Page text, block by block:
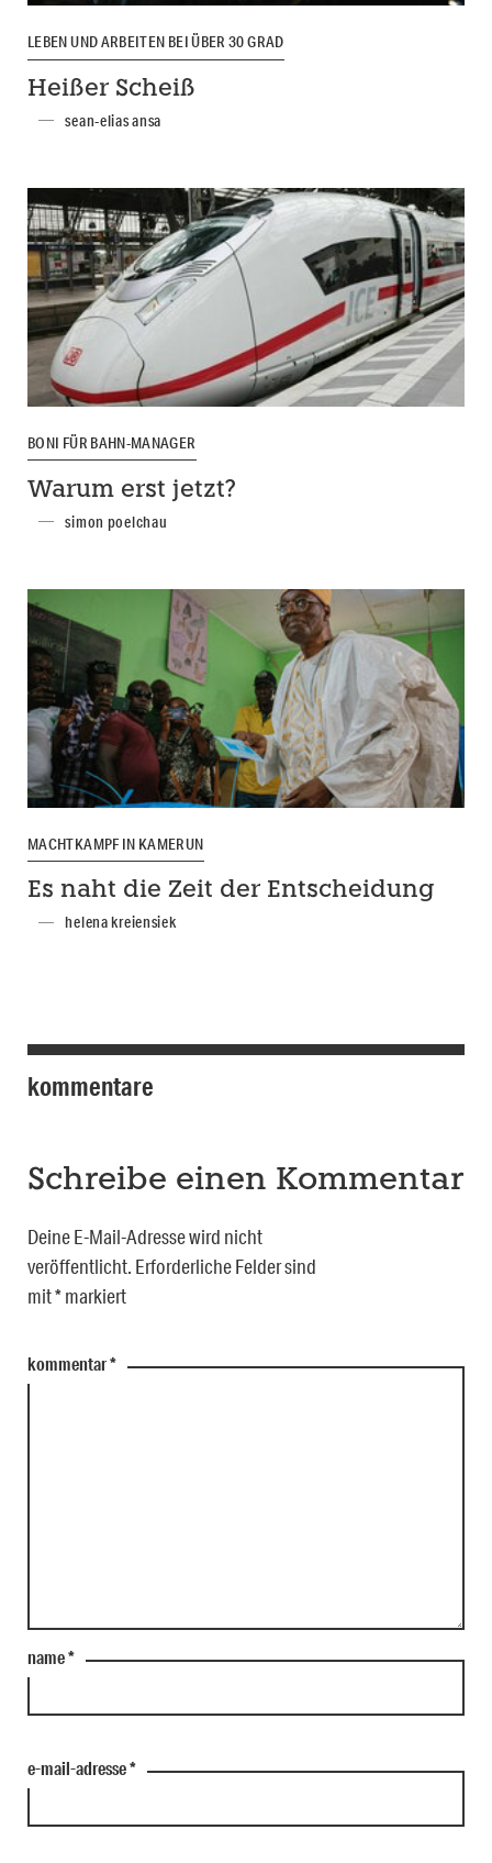
LEBEN UND ARBEITEN BEI ÜBER 30 GRAD
Heißer Scheiß
sean-elias ansa
BONI FÜR BAHN-MANAGER
Warum erst jetzt?
simon poelchau
MACHTKAMPF IN KAMERUN
Es naht die Zeit der Entscheidung
helena kreiensiek
kommentare
Schreibe einen Kommentar
Deine E-Mail-Adresse wird nicht
veröffentlicht. Erforderliche Felder sind
mit*markiert
kommentar*
name*
e-mail-adresse*